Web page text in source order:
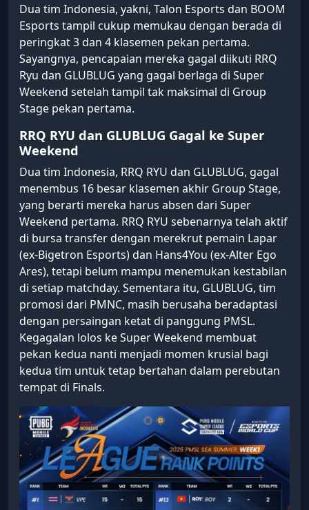
Dua tim Indonesia, yakni, Talon Esports dan BOOM
Esports tampil cukup memukau dengan berada di
peringkat 3 dan 4 klasemen pekan pertama.
Sayangnya, pencapaian mereka gagal diikuti RRQ
Ryu dan GLUBLUG yang gagal berlaga di Super
Weekend setelah tampil tak maksimal di Group
Stage pekan pertama.
RRQ RYU dan GLUBLUG Gagal ke Super
Weekend
Dua tim Indonesia, RRQ RYU dan GLUBLUG, gagal
menembus 16 besar klasemen akhir Group Stage,
yang berarti mereka harus absen dari Super
Weekend pertama. RRQ RYU sebenarnya telah aktif
di bursa transfer dengan merekrut pemain Lapar
(ex-Bigetron Esports) dan Hans4You (ex-Alter Ego
Ares), tetapi belum mampu menemukan kestabilan
di setiap matchday. Sementara itu, GLUBLUG, tim
promosi dari PMNC, masih berusaha beradaptasi
dengan persaingan ketat di panggung PMSL.
Kegagalan lolos ke Super Weekend membuat
pekan kedua nanti menjadi momen krusial bagi
kedua tim untuk tetap bertahan dalam perebutan
tempat di Finals.